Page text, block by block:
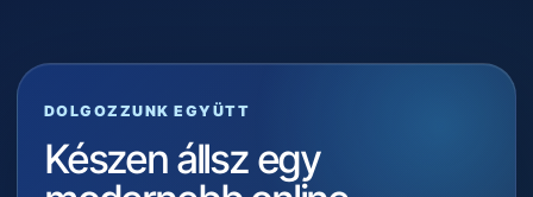
DOLGOZZUNK EGYÜTT
Készen állsz egy